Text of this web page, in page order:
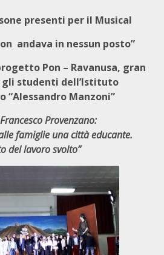
presenti per il Musical
andava in nessun posto”
Pon – Ravanusa, gran
gli studenti dell’Istituto
“Alessandro Manzoni”
Provenzano:
famiglie una città educante.
del lavoro svolto”